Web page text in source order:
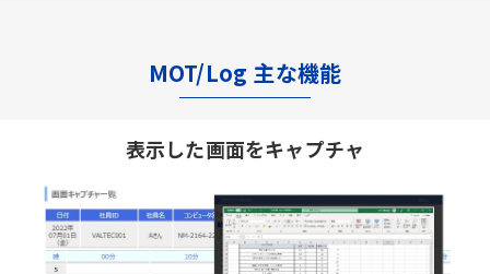
MOT/Log 主な機能
表示した画面をキャプチャ